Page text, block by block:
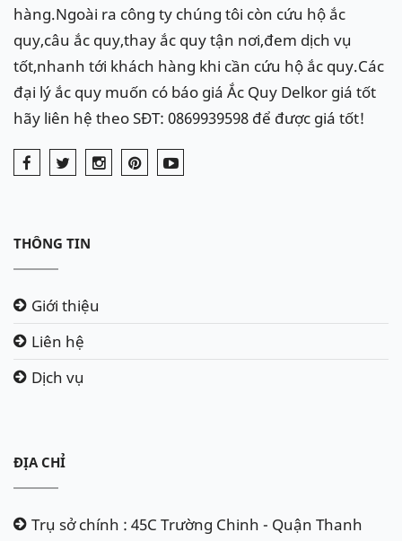
hàng.Ngoài ra công ty chúng tôi còn cứu hộ ắc
quy,câu ắc quy,thay ắc quy tận nơi,đem dịch vụ
tốt,nhanh tới khách hàng khi cần cứu hộ ắc quy.Các
đại lý ắc quy muốn có báo giá Ắc Quy Delkor giá tốt
hãy liên hệ theo SĐT: 0869939598 để được giá tốt!
THÔNG TIN
Giới thiệu
Liên hệ
Dịch vụ
ĐỊA CHỈ
Trụ sở chính : 45C Trường Chinh - Quận Thanh